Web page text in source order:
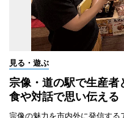
見る・遊ぶ
宗像・道の駅で生産
食や対話で思い伝える
宗像の魅力を市内外に発信する